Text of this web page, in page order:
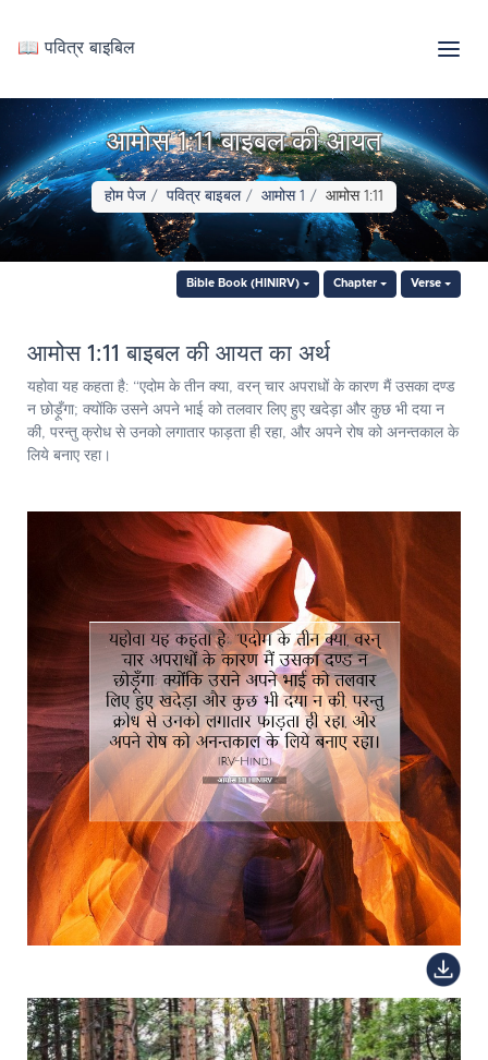
📖 पवित्र बाइबिल
आमोस 1:11 बाइबल की आयत
होम पेज पवित्र बाइबल आमोस 1 आमोस 1:11
Bible Book (HINIRV) Chapter Verse
आमोस 1:11 बाइबल की आयत का अर्थ
यहोवा यह कहता है: “एदोम के तीन क्या, वरन् चार अपराधों के कारण मैं उसका दण्ड
न छोड़ूँगा; क्योंकि उसने अपने भाई को तलवार लिए हुए खदेड़ा और कुछ भी दया न
की, परन्तु क्रोध से उनको लगातार फाड़ता ही रहा, और अपने रोष को अनन्तकाल के
लिये बनाए रहा।